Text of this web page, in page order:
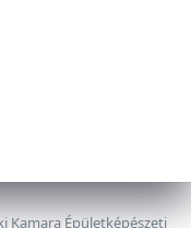
Kamara Épületképészeti